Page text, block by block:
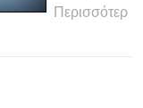
Περισσότερ